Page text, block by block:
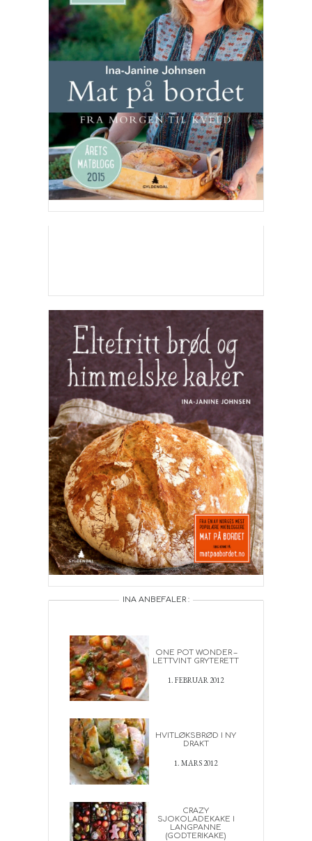
INA ANBEFALER :
ONE POT WONDER –
LETTVINT GRYTERETT
1. FEBRUAR 2012
HVITLØKSBRØD I NY
DRAKT
1. MARS 2012
CRAZY
SJOKOLADEKAKE I
LANGPANNE
(GODTERIKAKE)